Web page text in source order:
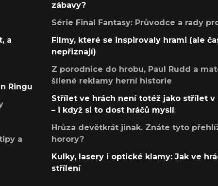
a
Ringu
a
zábavy?
Série Final Fantasy: Průvodce a rady
Filmy, které se inspirovaly hrami (ale
nepřiznají)
Z porodnice do hrobu, Paul Rudd a
šílené reklamy herní historie
Střílet ve hrách není totéž jako střílet v
– i když si to dost hráčů myslí
Hrůza devětkrát jinak. Znáte tyto
horory?
Kulky, lasery i optické klamy: Jak ve
střílení